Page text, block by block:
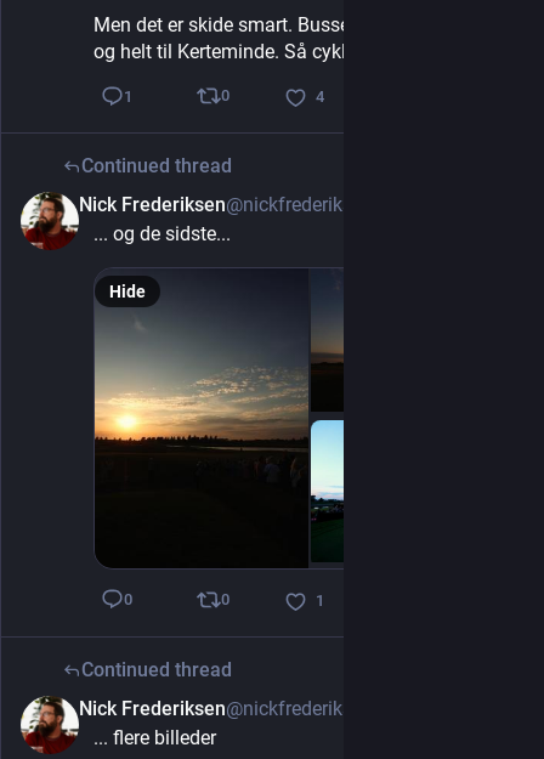
Men det er skide smart. Bussen går direkte fra mig
og helt til Kerteminde. Så cykler jeg de sidste 5 km.
1 0 4
Continued thread
Nick Frederiksen@nickfrederiksen
... og de sidste...
Hide
0 0 1
Continued thread
Nick Frederiksen@nickfrederiksen
... flere billeder